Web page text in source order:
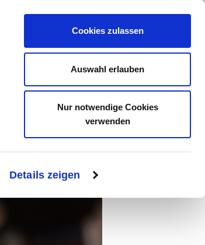
Details zeigen
Cookies zulassen
Auswahl erlauben
Nur notwendige Cookies
verwenden
SERVICE